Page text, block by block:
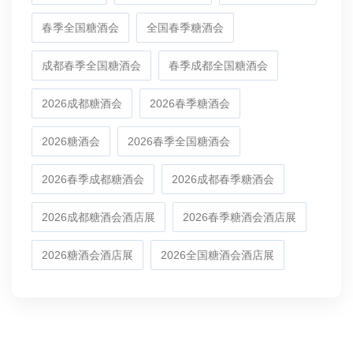
春季全国糖酒会 全国春季糖酒会
成都春季全国糖酒会 春季成都全国糖酒会
2026成都糖酒会 2026春季糖酒会
2026糖酒会 2026春季全国糖酒会
2026春季成都糖酒会 2026成都春季糖酒会
2026成都糖酒会酒店展 2026春季糖酒会酒店展
2026糖酒会酒店展 2026全国糖酒会酒店展